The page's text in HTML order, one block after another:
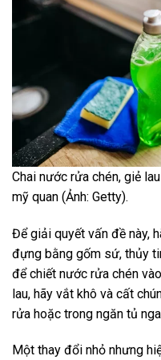
Chai nước rửa chén, giẻ
mỹ quan (Ảnh: Getty).
Để giải quyết vấn đề này,
đựng bằng gốm sứ, thủy
để chiết nước rửa chén
lau, hãy vắt khô và cất
rửa hoặc trong ngăn tủ
Một thay đổi nhỏ nhưng